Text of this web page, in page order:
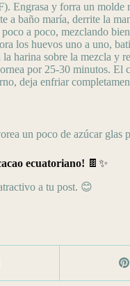
Engrasa y forra un molde
a baño maría, derrite la
a poco, mezclando
los huevos uno a uno,
la harina sobre la mezcla y
por 25-30 minutos. El
deja enfriar
un poco de azúcar glas
ecuatoriano! 🍫✨
a tu post. 😊